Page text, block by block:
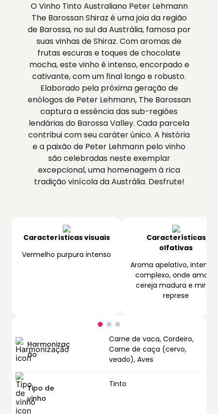
Harmonizaç
ão
Carne de vaca, Cordeiro,
Carne de caça (cervo,
veado), Aves
Tipo de
vinho
Tinto
O Vinho Tinto Australiano Peter Lehmann
The Barossan Shiraz é uma joia da região
de Barossa, no sul da Austrália, famosa por
suas vinhas de Shiraz. Com aromas de
frutas escuras e toques de chocolate
mocha, este vinho é intenso, encorpado e
cativante, com um final longo e robusto.
Elaborado pela próxima geração de
enólogos de Peter Lehmann, The Barossan
captura a essência das sub-regiões
lendárias do Barossa Valley. Cada parcela
contribui com seu caráter único. A história
e a paixão de Peter Lehmann pelo vinho
são celebradas neste exemplar
excepcional, uma homenagem à rica
tradição vinícola da Austrália. Desfrute!
Características visuais
Vermelho purpura intenso
Características
olfativas
Aroma apelativo, intenso
complexo, onde amora,
cereja madura e mirtilo
represe